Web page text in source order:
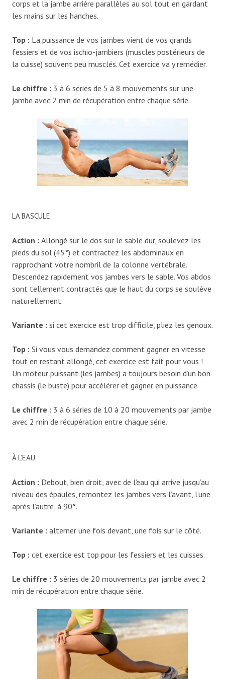
corps et la jambe arrière parallèles au sol tout en gardant
les mains sur les hanches.
Top : La puissance de vos jambes vient de vos grands
fessiers et de vos ischio-jambiers (muscles postérieurs de
la cuisse) souvent peu musclés. Cet exercice va y remédier.
Le chiffre : 3 à 6 séries de 5 à 8 mouvements sur une
jambe avec 2 min de récupération entre chaque série.
LA BASCULE
Action : Allongé sur le dos sur le sable dur, soulevez les
pieds du sol (45°) et contractez les abdominaux en
rapprochant votre nombril de la colonne vertébrale.
Descendez rapidement vos jambes vers le sable. Vos abdos
sont tellement contractés que le haut du corps se soulève
naturellement.
Variante : si cet exercice est trop difficile, pliez les genoux.
Top : Si vous vous demandez comment gagner en vitesse
tout en restant allongé, cet exercice est fait pour vous !
Un moteur puissant (les jambes) a toujours besoin d’un bon
chassis (le buste) pour accélérer et gagner en puissance.
Le chiffre : 3 à 6 séries de 10 à 20 mouvements par jambe
avec 2 min de récupération entre chaque série.
À L’EAU
Action : Debout, bien droit, avec de l’eau qui arrive jusqu’au
niveau des épaules, remontez les jambes vers l’avant, l’une
après l’autre, à 90°.
Variante : alterner une fois devant, une fois sur le côté.
Top : cet exercice est top pour les fessiers et les cuisses.
Le chiffre : 3 séries de 20 mouvements par jambe avec 2
min de récupération entre chaque série.